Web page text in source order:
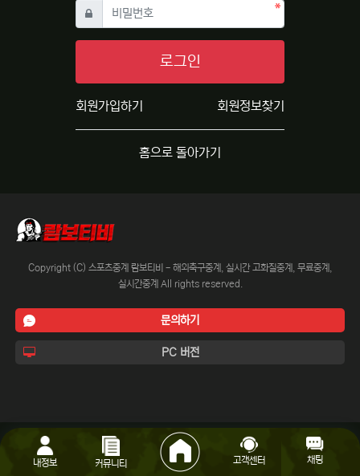
비밀번호필수
로그인
회원가입하기 회원정보찾기
홈으로 돌아가기
Copyright (C) 스포츠중계 람보티비 - 해외축구중계, 실시간 고화질중계, 무료중계,
실시간중계 All rights reserved.
문의하기
PC 버전
내정보 커뮤니티 고객센터 채팅